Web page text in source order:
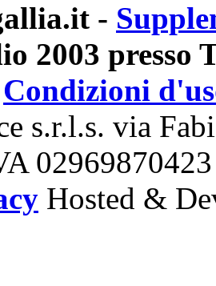
-
2003
Condizioni
s.r.l.s. via
Hosted &